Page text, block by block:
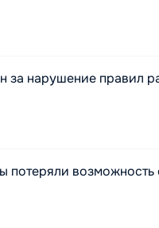
за нарушение правил
потеряли